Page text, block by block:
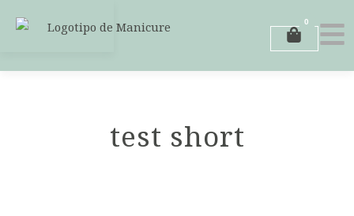
0
Carrito
test short